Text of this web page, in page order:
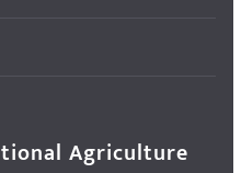
Agriculture